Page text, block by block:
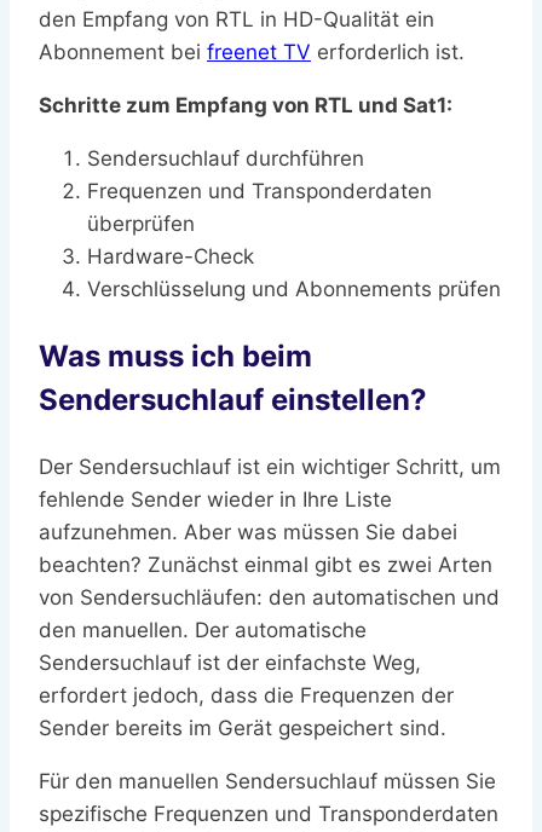
den Empfang von RTL in HD-Qualität ein
Abonnement bei freenet TV erforderlich ist.
Schritte zum Empfang von RTL und Sat1:
Sendersuchlauf durchführen
Frequenzen und Transponderdaten
überprüfen
Hardware-Check
Verschlüsselung und Abonnements prüfen
Was muss ich beim
Sendersuchlauf einstellen?
Der Sendersuchlauf ist ein wichtiger Schritt, um
fehlende Sender wieder in Ihre Liste
aufzunehmen. Aber was müssen Sie dabei
beachten? Zunächst einmal gibt es zwei Arten
von Sendersuchläufen: den automatischen und
den manuellen. Der automatische
Sendersuchlauf ist der einfachste Weg,
erfordert jedoch, dass die Frequenzen der
Sender bereits im Gerät gespeichert sind.
Für den manuellen Sendersuchlauf müssen Sie
spezifische Frequenzen und Transponderdaten